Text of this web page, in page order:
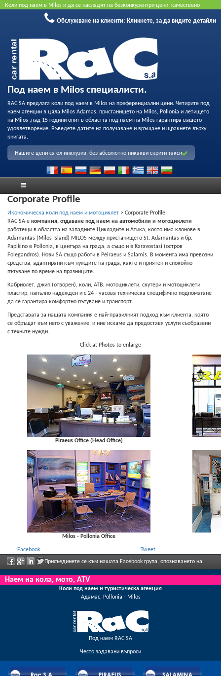
Коли под наем в Milos и да се насладят на безконкурентри цени, качествено
обслужване и възможност за професионален запис на нашия флот. Резервирайте
онлайн, за да получите най-добрата цена. Не се изисква кредитна карта.
Обслужване на клиенти: Кликнете, за да видите детайли
Под наем в Milos специалисти.
RAC SA предлага коли под наем в Milos на преференциални цени. Четирите под
наем агенции в цяла Milos Adamas, пристанището на Milos, Pollonia и летището
на Milos ,над 15 години опит в областта под наем на Milos гарантира вашето
удовлетворение. Въведете датите на получаване и връщане и щракнете върху
книгата.
Нашите цени са ол инклузив, без абсолютно никакви скрити такси
Corporate Profile
Икономическа коли под наем и мотоциклет > Corporate Profile
RAC SA е компания, отдаване под наем на автомобили и мотоциклети
работещи в областта на западните Цикладите и Атика, която има клонове в
Adamantas (Milos Island) MILOS между пристанището St. Adamantas и бр.
Papikino в Pollonia, в центъра на града, а също и в Karavostasi (остров
Folegandros). Нови SA също работи в Peiraeus и Salamis. В момента има превозни
средства, адаптирани към нуждите на града, както и приятен и спокойно
пътуване по време на празниците.
Кабриолет, джип (отворен), коли, АТВ, мотоциклети, скутери и мотоциклети
пластир, напълно надежден и с 24 - часова техническа специфично подпомагане
да се гарантира комфортно пътуване и транспорт.
Представата за нашата компания е най-правилният подход към клиента, която
се обръщат към него с уважение, и ние искаме да предоставя услуги съобразени
с техните нужди.
Click at Photos to enlarge
Piraeus Office (Head Office)
Milos - Pollonia Office
Facebook
Tweet
Присъединете се към нашата Facebook група, опознаването на
персонала, моля, изпратете ни обратна информация и да се насладите редовно
рекламираните отстъпки и предложения.
Наем на кола, мото, ATV
Коли под наем и туристическа агенция
Адамас, Pollonia - Milos
Под наем RAC SA
Често задавани въпроси